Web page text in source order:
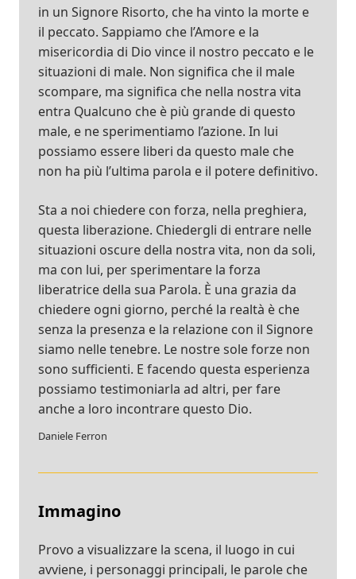
in un Signore Risorto, che ha vinto la morte e
il peccato. Sappiamo che l’Amore e la
misericordia di Dio vince il nostro peccato e le
situazioni di male. Non significa che il male
scompare, ma significa che nella nostra vita
entra Qualcuno che è più grande di questo
male, e ne sperimentiamo l’azione. In lui
possiamo essere liberi da questo male che
non ha più l’ultima parola e il potere definitivo.
Sta a noi chiedere con forza, nella preghiera,
questa liberazione. Chiedergli di entrare nelle
situazioni oscure della nostra vita, non da soli,
ma con lui, per sperimentare la forza
liberatrice della sua Parola. È una grazia da
chiedere ogni giorno, perché la realtà è che
senza la presenza e la relazione con il Signore
siamo nelle tenebre. Le nostre sole forze non
sono sufficienti. E facendo questa esperienza
possiamo testimoniarla ad altri, per fare
anche a loro incontrare questo Dio.
Daniele Ferron
Immagino
Provo a visualizzare la scena, il luogo in cui
avviene, i personaggi principali, le parole che